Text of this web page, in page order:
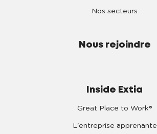
Nos secteurs
Nous rejoindre
Inside Extia
Great Place to Work®
L'entreprise apprenante